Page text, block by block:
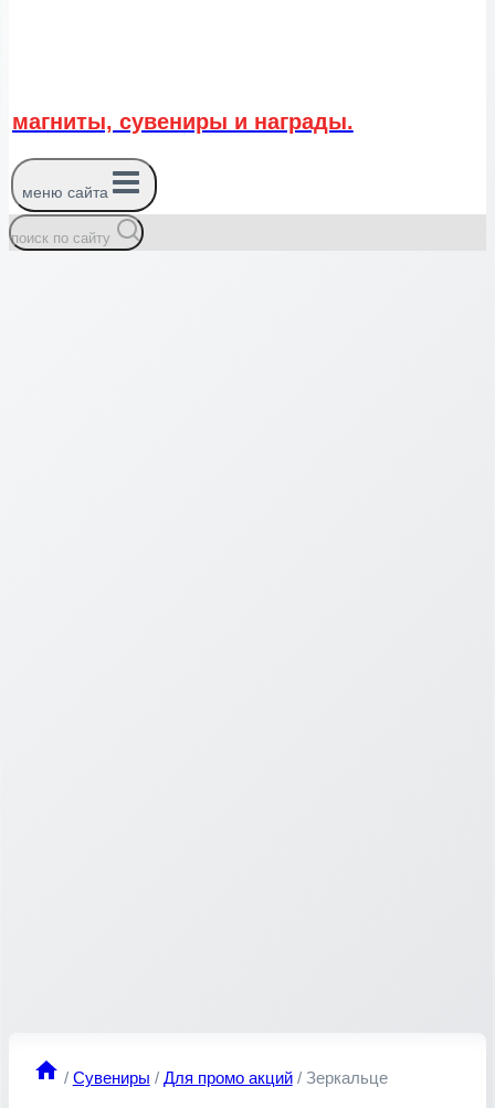
магниты, сувениры и награды.
меню сайта
поиск по сайту
/ Сувениры / Для промо акций / Зеркальце